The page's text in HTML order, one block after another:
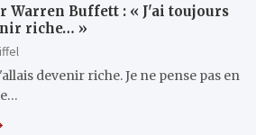
Warren Buffett : « J'ai toujours
riche… »
devenir riche. Je ne pense pas en